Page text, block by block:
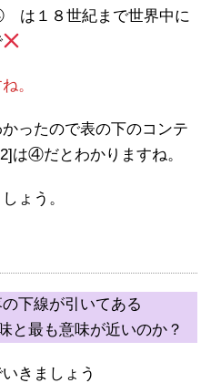
は１８世紀まで世界中に
。
ったので表の下のコンテ
は④だとわかりますね。
ょう。
下線が引いてある
と最も意味が近いのか？
きましょう